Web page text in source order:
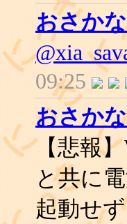
おさか
09:25
おさか
【悲報
と共に
起動せ